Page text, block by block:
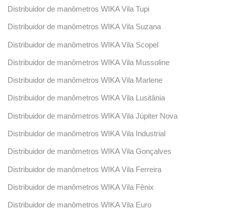
Distribuidor de manômetros WIKA Vila Tupi
Distribuidor de manômetros WIKA Vila Suzana
Distribuidor de manômetros WIKA Vila Scopel
Distribuidor de manômetros WIKA Vila Mussoline
Distribuidor de manômetros WIKA Vila Marlene
Distribuidor de manômetros WIKA Vila Lusitânia
Distribuidor de manômetros WIKA Vila Júpiter Nova
Distribuidor de manômetros WIKA Vila Industrial
Distribuidor de manômetros WIKA Vila Gonçalves
Distribuidor de manômetros WIKA Vila Ferreira
Distribuidor de manômetros WIKA Vila Fênix
Distribuidor de manômetros WIKA Vila Euro